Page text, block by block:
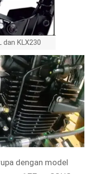
dan KLX230
dengan model